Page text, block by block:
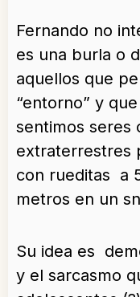
Fernando no
es una burla o
aquellos que
“entorno” y
sentimos seres
extraterrestres
con rueditas a
metros en un
Su idea es
y el sarcasmo